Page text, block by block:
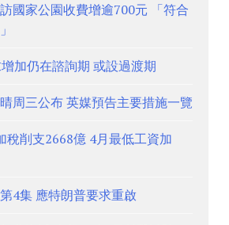
國家公園收費增逾700元 「符合
加仍在諮詢期 或設過渡期
周三公布 英媒預告主要措施一覽
稅削支2668億 4月最低工資加
4集 應特朗普要求重啟